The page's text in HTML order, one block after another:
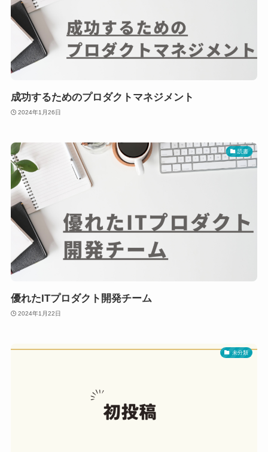
成功するためのプロダクトマネジメント
2024年1月26日
読書
優れたITプロダクト開発チーム
2024年1月22日
未分類